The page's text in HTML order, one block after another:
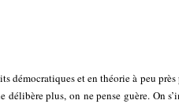
démocratiques et en théorie à peu
délibère plus, on ne pense guère. On